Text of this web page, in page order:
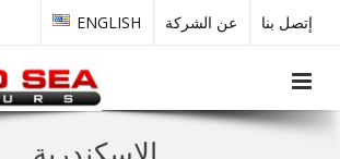
إتصل بنا عن الشركة ENGLISH
Toggle navigation